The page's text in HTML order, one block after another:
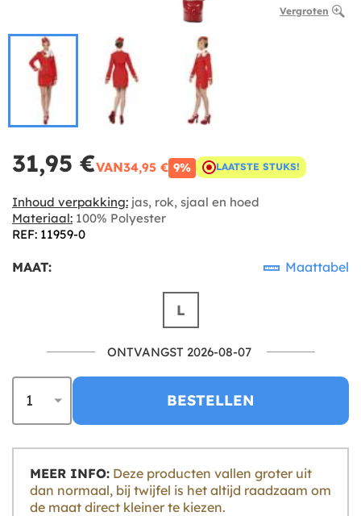
Vergroten
31,95 €VAN34,95 € 9% LAATSTE STUKS!
Inhoud verpakking: jas, rok, sjaal en hoed
Materiaal: 100% Polyester
REF: 11959-0
MAAT: Maattabel
L
ONTVANGST 2026-08-07
BESTELLEN
MEER INFO:
dan normaal, bij twijfel is het altijd raadzaam om
de maat direct kleiner te kiezen.